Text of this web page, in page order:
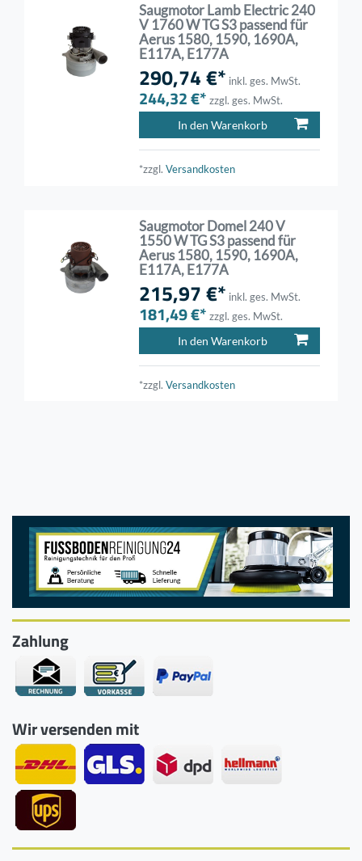
Saugmotor Lamb Electric 240
V 1760 W TG S3 passend für
Aerus 1580, 1590, 1690A,
E117A, E177A
290,74 €* inkl. ges. MwSt.
244,32 €* zzgl. ges. MwSt.
In den Warenkorb
*zzgl.Versandkosten
Saugmotor Domel 240 V
1550 W TG S3 passend für
Aerus 1580, 1590, 1690A,
E117A, E177A
215,97 €* inkl. ges. MwSt.
181,49 €* zzgl. ges. MwSt.
In den Warenkorb
*zzgl.Versandkosten
Zahlung
Wir versenden mit